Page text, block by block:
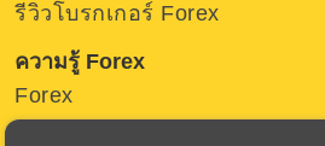
รีวิวโบรกเกอร์ Forex
ความรู้ Forex
Forex
Gold